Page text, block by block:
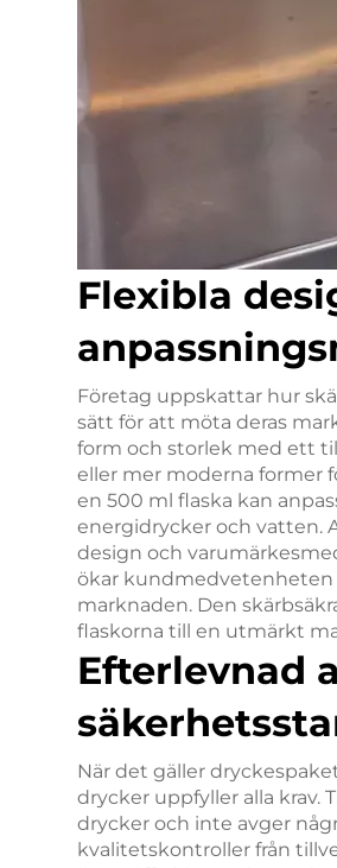
Flexibla
Företag uppskattar hur
sätt för att möta deras
form och storlek med ett
eller mer moderna former
en 500 ml flaska kan
energidrycker och vatten.
design och
ökar kundmedvetenheten
marknaden. Den
flaskorna till en utmärkt
Efterlevnad
När det gäller
drycker uppfyller alla krav.
drycker och inte avger
kvalitetskontroller från